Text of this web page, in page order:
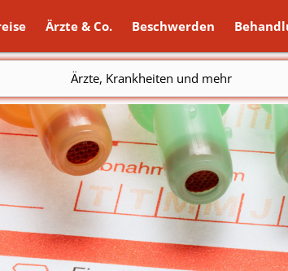
Ärzte & Co. Beschwerden
Ärzte, Krankheiten und mehr